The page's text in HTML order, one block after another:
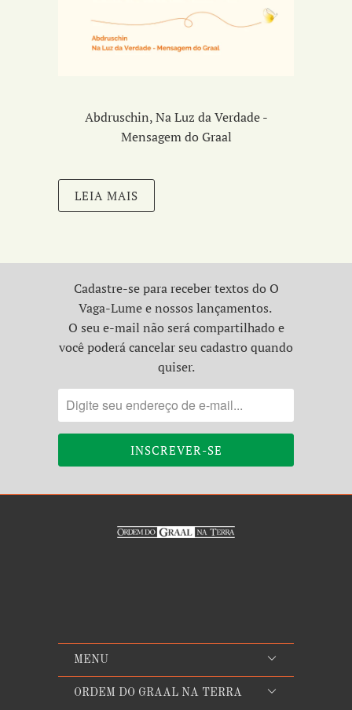
Abdruschin, Na Luz da Verdade -
Mensagem do Graal
LEIA MAIS
Cadastre-se para receber textos do O
Vaga-Lume e nossos lançamentos.
O seu e-mail não será compartilhado e
você poderá cancelar seu cadastro quando
quiser.
MENU
ORDEM DO GRAAL NA TERRA